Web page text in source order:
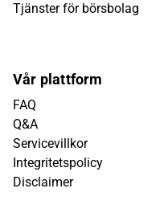
Tjänster för börsbolag
Vår plattform
FAQ
Q&A
Servicevillkor
Integritetspolicy
Disclaimer